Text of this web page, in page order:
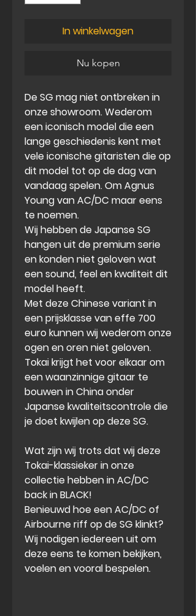
In winkelwagen
Nu kopen
De SG mag niet ontbreken in
onze showroom. Wederom
een iconisch model die een
lange geschiedenis kent met
vele iconische gitaristen die op
dit model tot op de dag van
vandaag spelen. Om Agnus
Young van AC/DC maar eens
te noemen.
Wij hebben de Japanse SG
hangen uit de premium serie
en konden niet geloven wat
een sound, feel en kwaliteit dit
model heeft.
Met deze Chinese variant in
een prijsklasse van effe 700
euro kunnen wij wederom onze
ogen en oren niet geloven.
Tokai krijgt het voor elkaar om
een waanzinnige gitaar te
bouwen in China onder
Japanse kwaliteitscontrole die
je doet kwijlen op deze SG.
Wat zijn wij trots dat wij deze
Tokai-klassieker in onze
collectie hebben in AC/DC
back in BLACK!
Benieuwd hoe een AC/DC of
Airbourne riff op de SG klinkt?
Wij nodigen iedereen uit om
deze eens te komen bekijken,
voelen en vooral bespelen.